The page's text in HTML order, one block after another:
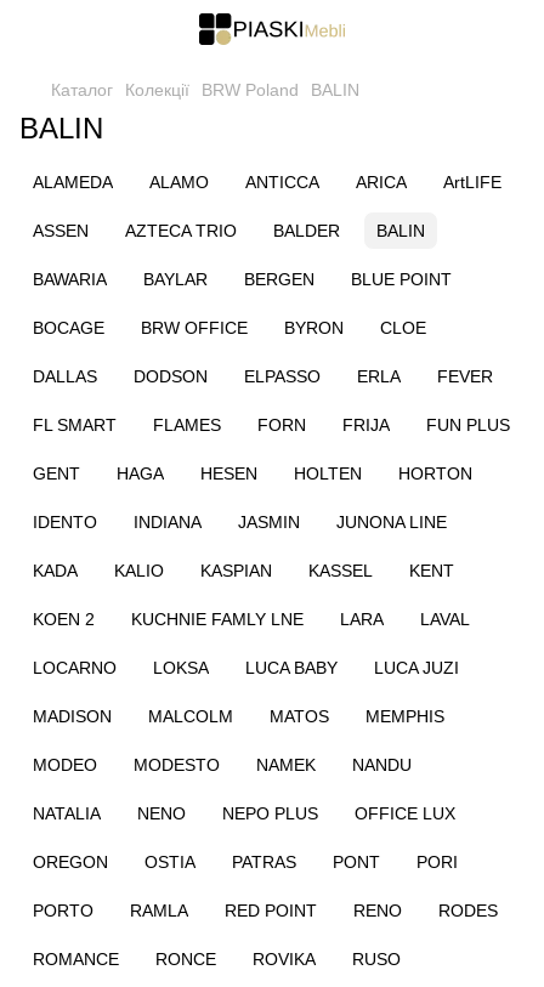
Каталог Колекції BRW Poland BALIN
BALIN
ALAMEDA ALAMO ANTICCA ARICA ArtLIFE
ASSEN AZTECA TRIO BALDER BALIN
BAWARIA BAYLAR BERGEN BLUE POINT
BOCAGE BRW OFFICE BYRON CLOE
DALLAS DODSON ELPASSO ERLA FEVER
FL SMART FLAMES FORN FRIJA FUN PLUS
GENT HAGA HESEN HOLTEN HORTON
IDENTO INDIANA JASMIN JUNONA LINE
KADA KALIO KASPIAN KASSEL KENT
KOEN 2 KUCHNIE FAMLY LNE LARA LAVAL
LOCARNO LOKSA LUCA BABY LUCA JUZI
MADISON MALCOLM MATOS MEMPHIS
MODEO MODESTO NAMEK NANDU
NATALIA NENO NEPO PLUS OFFICE LUX
OREGON OSTIA PATRAS PONT PORI
PORTO RAMLA RED POINT RENO RODES
ROMANCE RONCE ROVIKA RUSO